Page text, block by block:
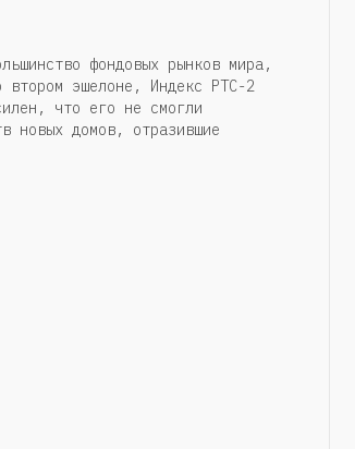
фондовых рынков мира,
втором эшелоне, Индекс РТС-2
что его не смогли
новых домов, отразившие